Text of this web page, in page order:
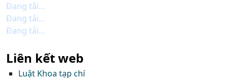
Đang tải...
Đang tải...
Đang tải...
Liên kết web
Luật Khoa tạp chí